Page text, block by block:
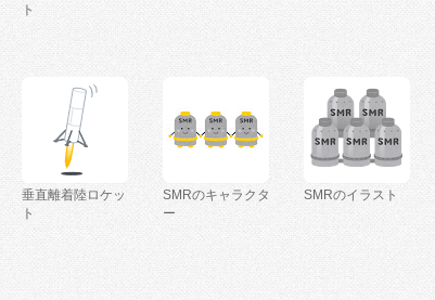
ト
垂直離着陸ロケッ
ト
SMRのキャラクタ
ー
SMRのイラスト